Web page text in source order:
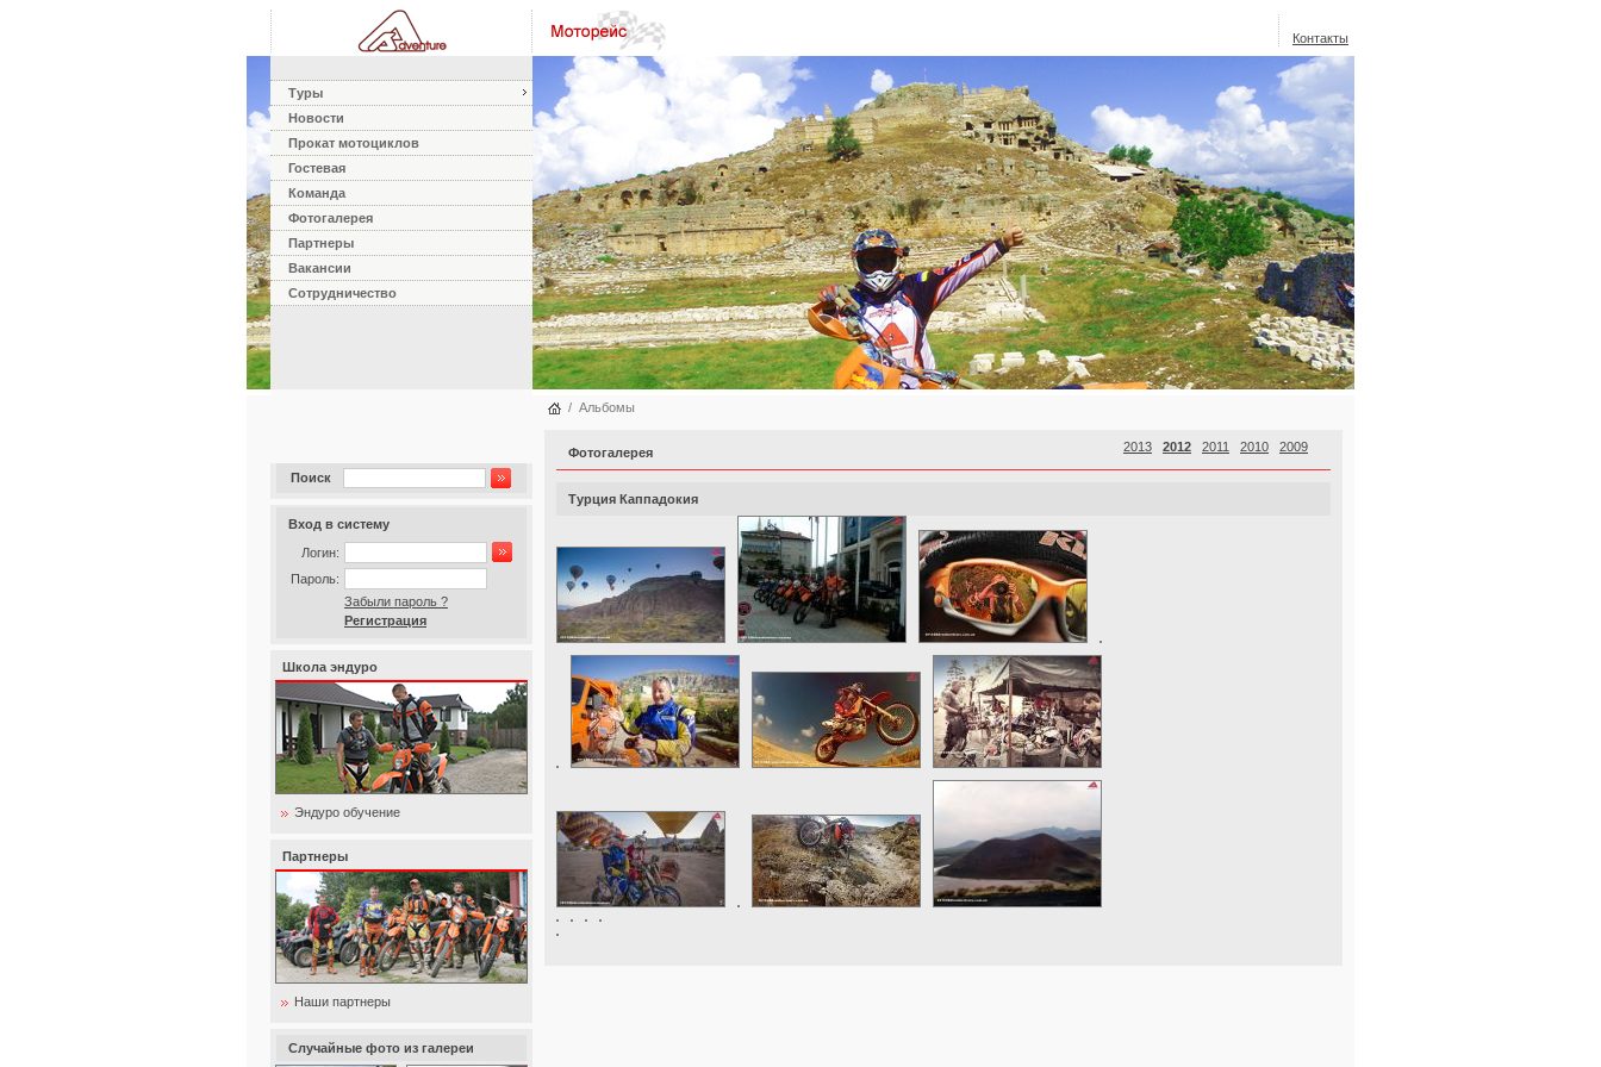
Контакты
Туры
Новости
Прокат мотоциклов
Гостевая
Команда
Фотогалерея
Партнеры
Вакансии
Сотрудничество
Поиск
Вход в систему
Логин:
Пароль:
Забыли пароль ?
Регистрация
Школа эндуро
Эндуро обучение
Партнеры
Наши партнеры
Случайные фото из галереи
/ Альбомы
Фотогалерея 2013 2012 2011 2010 2009
Турция Каппадокия